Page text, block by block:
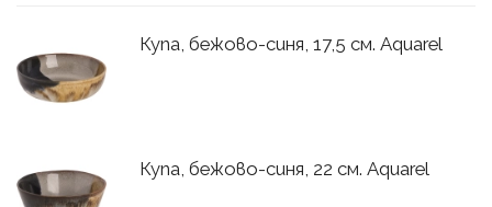
Купа, бежово-синя, 17,5 см. Aquarel
Купа, бежово-синя, 22 см. Aquarel